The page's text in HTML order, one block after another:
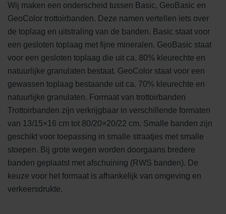
Wij maken een onderscheid tussen Basic, GeoBasic en
GeoColor trottoirbanden. Deze namen vertellen iets over
de toplaag en uitstraling van de banden. Basic staat voor
een gesloten toplaag met fijne mineralen. GeoBasic staat
voor een gesloten toplaag die uit ca. 80% kleurechte en
natuurlijke granulaten bestaat. GeoColor staat voor een
gewassen toplaag bestaande uit ca. 70% kleurechte en
natuurlijke granulaten. Formaat van trottoirbanden
Trottoirbanden zijn verkrijgbaar in verschillende formaten
van 13/15×16 cm tot 80/20×20/22 cm. Smalle banden zijn
geschikt voor toepassing in smalle straatjes met smalle
stoepen. Bij grote wegen worden doorgaans bredere
banden geplaatst met afschuining (RWS banden). De
keuze voor het formaat is afhankelijk van omgeving en
verkeersdrukte.